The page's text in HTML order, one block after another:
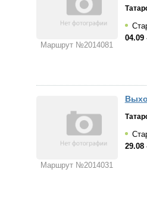
Маршрут №2014081
04.09
Маршрут №2014031
29.08